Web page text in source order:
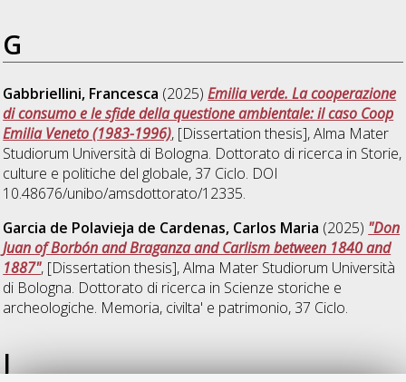
G
Gabbriellini, Francesca (2025)Emilia verde. La cooperazione
di consumo e le sfide della questione ambientale: il caso Coop
Emilia Veneto (1983-1996), [Dissertation thesis], Alma Mater
Studiorum Università di Bologna. Dottorato di ricerca in Storie,
culture e politiche del globale, 37 Ciclo. DOI
10.48676/unibo/amsdottorato/12335.
Garcia de Polavieja de Cardenas, Carlos Maria (2025) "Don
Juan of Borbón and Braganza and Carlism between 1840 and
1887", [Dissertation thesis], Alma Mater Studiorum Università
di Bologna. Dottorato di ricerca in Scienze storiche e
archeologiche. Memoria, civilta' e patrimonio, 37 Ciclo.
J